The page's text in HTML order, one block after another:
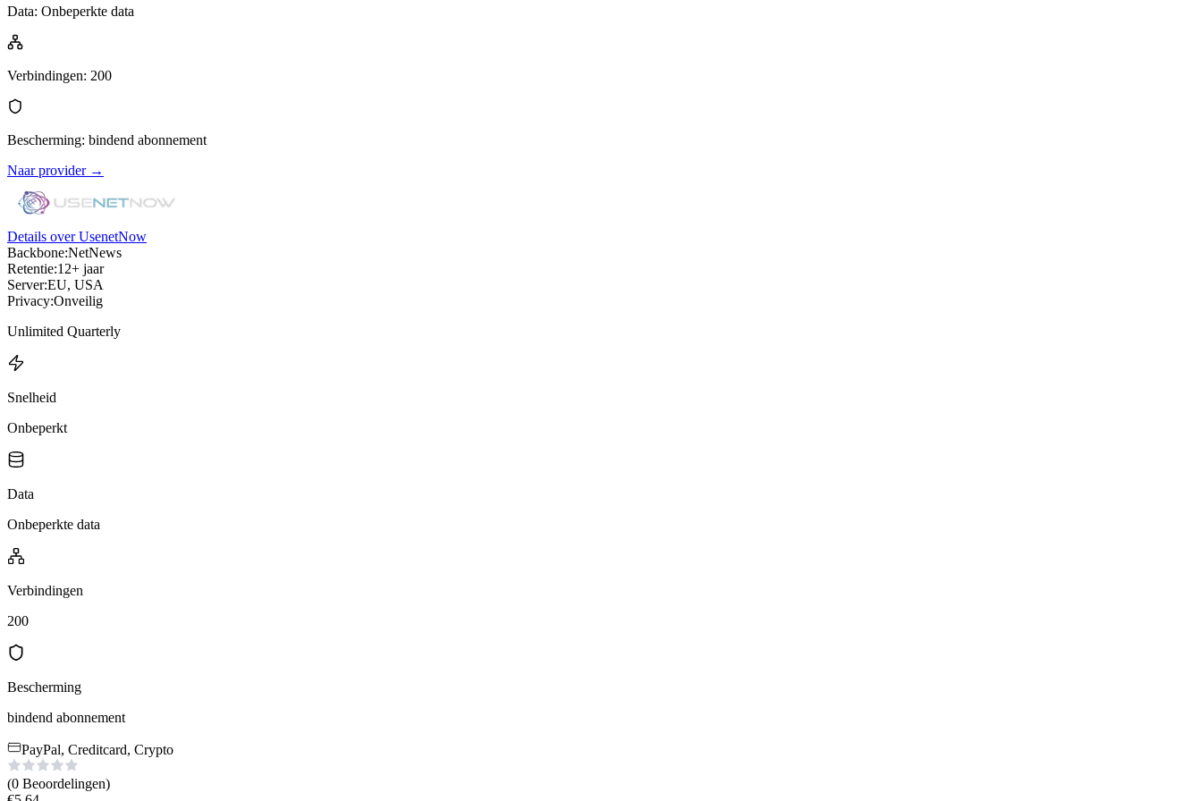
Data: Onbeperkte data
Verbindingen: 200
Bescherming: bindend abonnement
Naar provider→
Details over UsenetNow
Backbone:NetNews
Retentie:12+ jaar
Server:EU, USA
Privacy:Onveilig
Unlimited Quarterly
Snelheid
Onbeperkt
Data
Onbeperkte data
Verbindingen
200
Bescherming
bindend abonnement
PayPal, Creditcard, Crypto
(0 Beoordelingen)